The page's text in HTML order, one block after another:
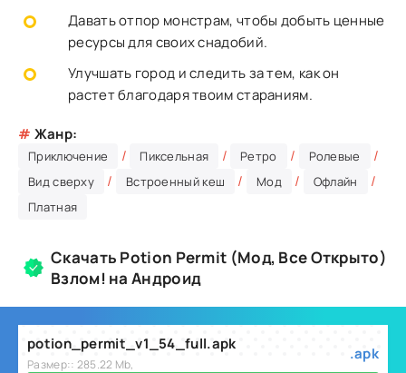
Давать отпор монстрам, чтобы добыть ценные
ресурсы для своих снадобий.
Улучшать город и следить за тем, как он
растет благодаря твоим стараниям.
# Жанр:
Приключение / Пиксельная / Ретро / Ролевые /
Вид сверху / Встроенный кеш / Мод / Офлайн /
Платная
Скачать Potion Permit (Мод, Все Открыто)
Взлом! на Андроид
potion_permit_v1_54_full.apk
Размер:: 285.22 Mb,
.apk